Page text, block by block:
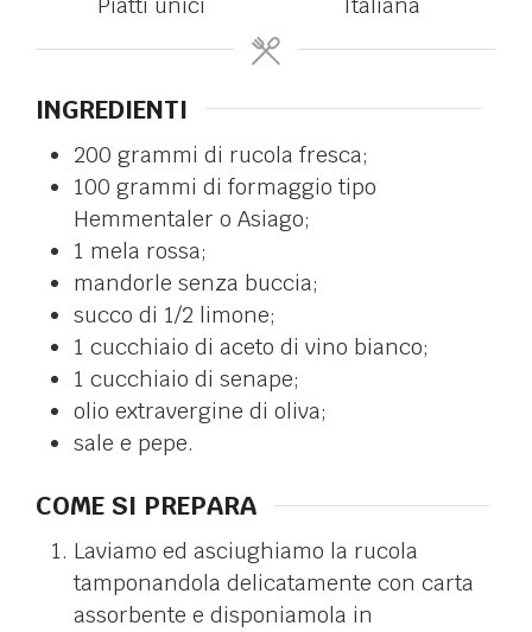
INGREDIENTI
200 grammi di rucola fresca;
100 grammi di formaggio tipo
Hemmentaler o Asiago;
1 mela rossa;
mandorle senza buccia;
succo di 1/2 limone;
1 cucchiaio di aceto di vino bianco;
1 cucchiaio di senape;
olio extravergine di oliva;
sale e pepe.
COME SI PREPARA
Laviamo ed asciughiamo la rucola
tamponandola delicatamente con carta
assorbente e disponiamola in